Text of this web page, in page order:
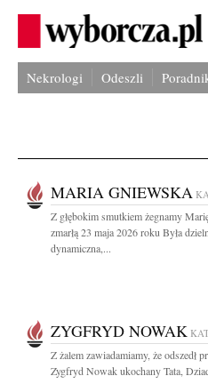
Nekrologi Odeszli
MARIA GNIEWSKA
Z głębokim smutkiem żegnamy
zmarłą 23 maja 2026 roku Była
dynamiczna,...
ZYGFRYD NOWAK
Z żalem zawiadamiamy, że odszedł
Zygfryd Nowak ukochany Tata,